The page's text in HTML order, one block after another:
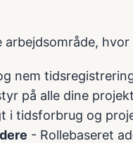
hvor
nem
på alle dine
i tidsforbrug og
- Rollebaseret